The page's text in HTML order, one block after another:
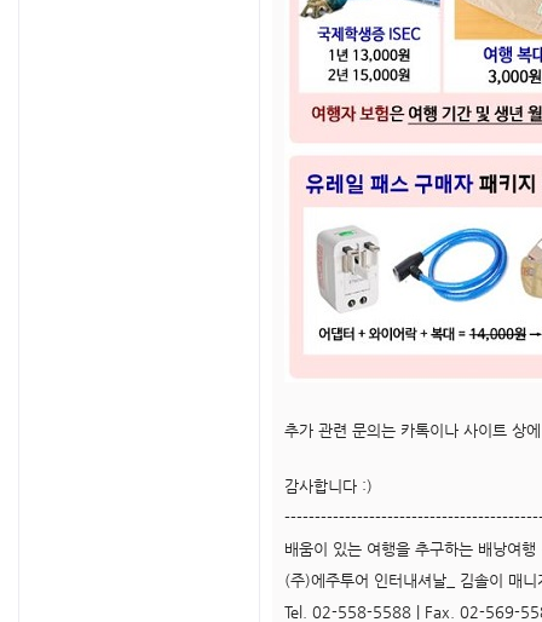
추가 관련 문의는 카톡이나 사이트 상
감사합니다 :)
배움이 있는 여행을 추구하는 배낭여
(주)에주투어 인터내셔날_ 김솔이 매
Tel. 02-558-5588 | Fax. 02-569-